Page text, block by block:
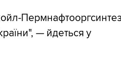
— йдеться у